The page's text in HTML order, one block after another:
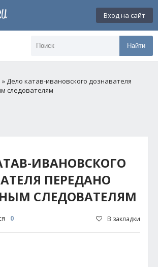
Вход на сайт
Найти
» Дело катав-ивановского дознавателя
следователям
ИВАНОВСКОГО
ПЕРЕДАНО
СЛЕДОВАТЕЛЯМ
0 В закладки